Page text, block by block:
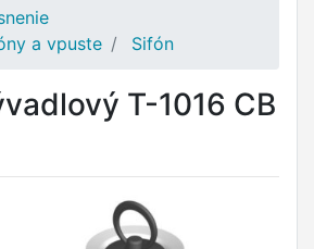
a vpuste
Sifón
T-1016 CB